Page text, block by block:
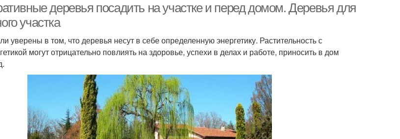
деревья посадить на участке и перед домом. Деревья для
участка
уверены в том, что деревья несут в себе определенную энергетику. Растительность с
могут отрицательно повлиять на здоровье, успехи в делах и работе, приносить в дом